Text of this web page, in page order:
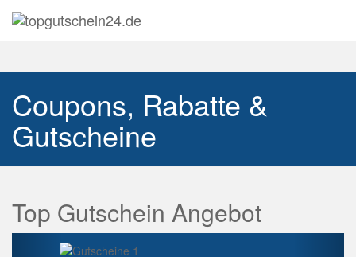
Coupons, Rabatte &
Gutscheine
Top Gutschein Angebot
Vorherige